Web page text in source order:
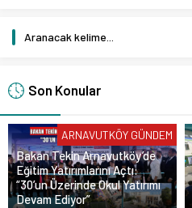
Son Konular
ARNAVUTKÖY GÜNDEM
Bakan Tekin Arnavutköy’de
Eğitim Yatırımlarını Açtı:
“30’un Üzerinde Okul Yatırımı
Devam Ediyor”